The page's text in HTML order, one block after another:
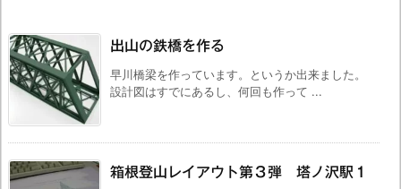
出山の鉄橋を作る
早川橋梁を作っています。というか出来ました。
設計図はすでにあるし、何回も作って ...
箱根登山レイアウト第３弾 塔ノ沢駅１